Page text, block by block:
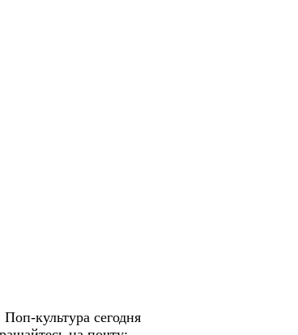
Поп-культура сегодня